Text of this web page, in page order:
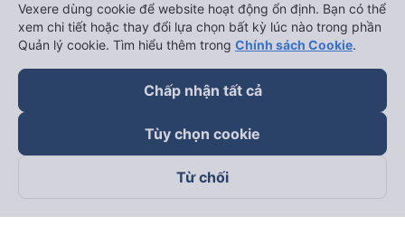
Theo dõi chúng tôi trên
Vexere dùng cookie để website hoạt động ổn định. Bạn có thể
xem chi tiết hoặc thay đổi lựa chọn bất kỳ lúc nào trong phần
Quản lý cookie. Tìm hiểu thêm trong Chính sách Cookie.
Chấp nhận tất cả
Tùy chọn cookie
Từ chối